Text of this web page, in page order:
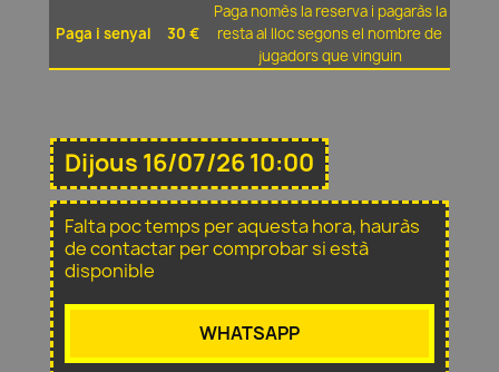
Paga i senyal 30 €
Paga nomès la reserva i pagaràs la
resta al lloc segons el nombre de
jugadors que vinguin
Dijous 16/07/26 10:00
Falta poc temps per aquesta hora, hauràs
de contactar per comprobar si està
disponible
WHATSAPP